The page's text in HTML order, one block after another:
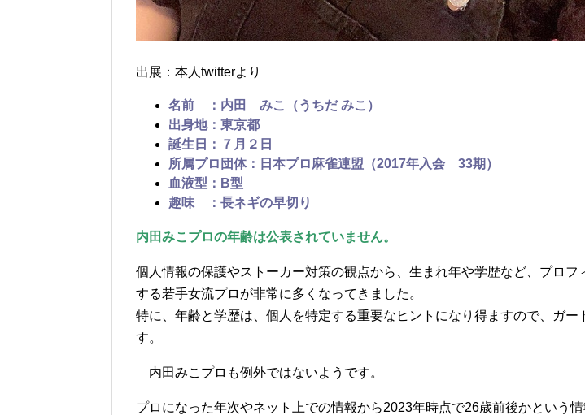
出展：本人twitterより
名前 ：内田 みこ（うちだ みこ ）
出身地：東京都
誕生日：７月２日
所属プロ団体：日本プロ麻雀連盟（2017年入会 33期）
血液型：B型
趣味 ：長ネギの早切り
内田みこプロの年齢は公表されていません。
個人情報の保護やストーカー対策の観点から、生まれ年や学歴など、プロフ
する若手女流プロが非常に多くなってきました。
特に、年齢と学歴は、個人を特定する重要なヒントになり得ますので、ガー
す。
内田みこ プロも例外ではないようです。
プロになった年次やネット上での情報から2023年時点で26歳前後かという情